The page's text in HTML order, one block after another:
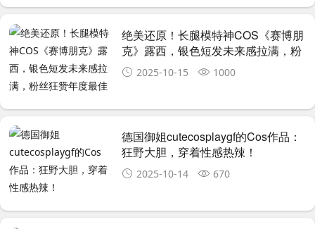
绝美还原！长腿模特神COS《赛博朋
克》露西，银色短发未来感拉满，粉
丝狂赞年度最佳
2025-10-15 1000
德国御姐cutecosplaygf的Cos作品：
狂野大胆，穿着性感热辣！
2025-10-14 670